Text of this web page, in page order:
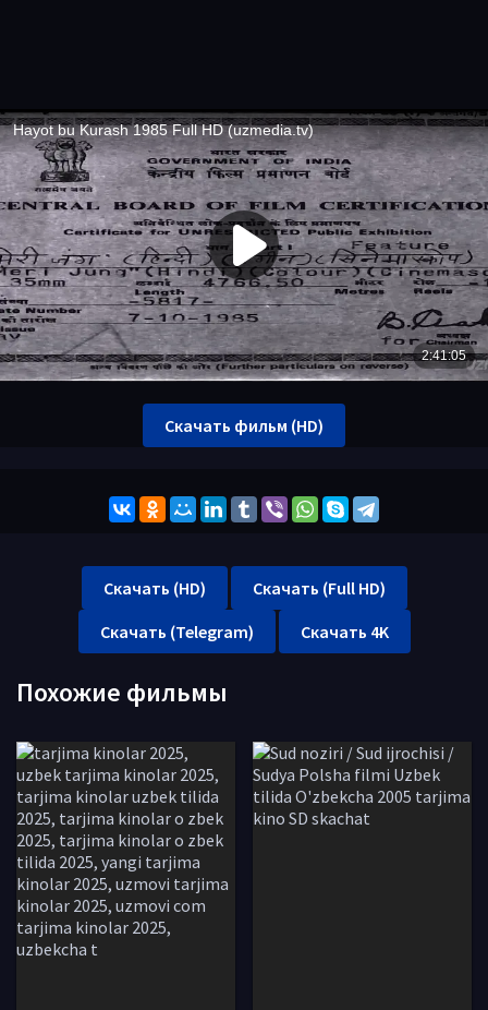
Скачать фильм (HD)
Скачать (HD)
Скачать (Full HD)
Скачать (Telegram)
Скачать 4K
Похожие фильмы